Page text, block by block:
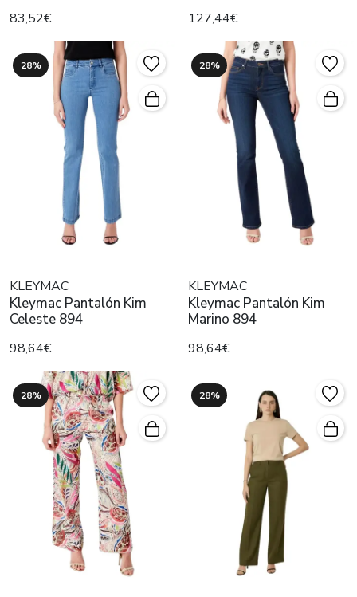
83,52€ 127,44€
28%
KLEYMAC
Kleymac Pantalón Kim
Celeste 894
98,64€
28%
KLEYMAC
Kleymac Pantalón Kim
Marino 894
98,64€
28% 28%